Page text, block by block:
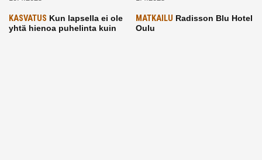
KASVATUS Kun lapsella ei ole
yhtä hienoa puhelinta kuin
MATKAILU Radisson Blu Hotel
Oulu